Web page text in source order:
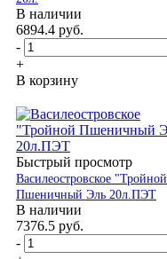
В наличии
6894.4 руб.
-
+
В корзину
Быстрый просмотр
Василеостровское "Тройной
Пшеничный Эль 20л.ПЭТ
В наличии
7376.5 руб.
-